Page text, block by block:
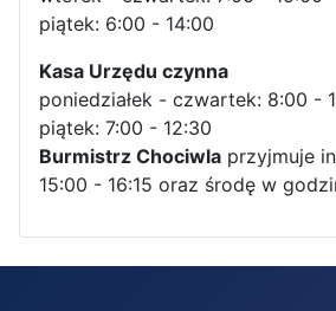
piątek: 6:00 - 14:00
Kasa Urzędu czynna
poniedziałek - czwartek: 8:00 -
piątek: 7:00 - 12:30
Burmistrz Chociwla przyjmuje
15:00 - 16:15 oraz środę w